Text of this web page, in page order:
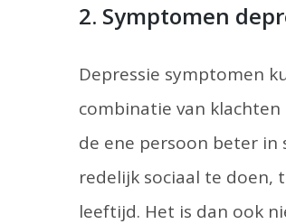
2. Symptomen
Depressie symptomen
combinatie van
de ene persoon beter in
redelijk sociaal te doen,
leeftijd. Het is dan ook